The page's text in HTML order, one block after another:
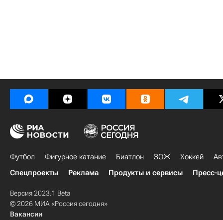
Футбол Фигурное катание Биатлон ЗОЖ Хоккей
Спецпроекты
Реклама Продукты и сервисы Пресс-
Версия 2023.1 Beta
© 2026 МИА «Россия сегодня»
Вакансии